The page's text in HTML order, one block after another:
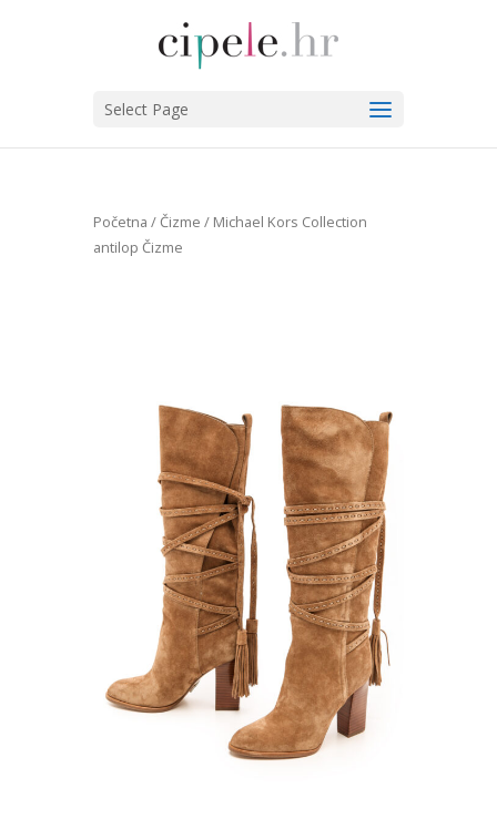
Select Page
Početna /Čizme / Michael Kors Collection
antilop Čizme